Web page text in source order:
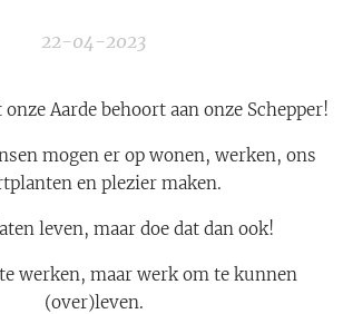
22-04-2023
onze Aarde behoort aan onze Schepper!
mogen er op wonen, werken, ons
en plezier maken.
leven, maar doe dat dan ook!
werken, maar werk om te kunnen
(over)leven.